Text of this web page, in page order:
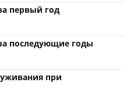
первый год
последующие годы
при